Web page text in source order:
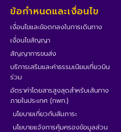
ข้อกำหนดและเงื่อนไข
เงื่อนไขและข้อตกลงในการเดินทาง
เงื่อนไขสัญญา
สัญญาการขนส่ง
บริการเสริมและค่าธรรมเนียมเที่ยวบิน
ร่วม
อัตราค่าโดยสารสูงสุดสำหรับเส้นทาง
ภายในประเทศ (กพท.)
นโยบายเกี่ยวกับสัมภาระ
นโยบายแจ้งการคุ้มครองข้อมูลส่วน